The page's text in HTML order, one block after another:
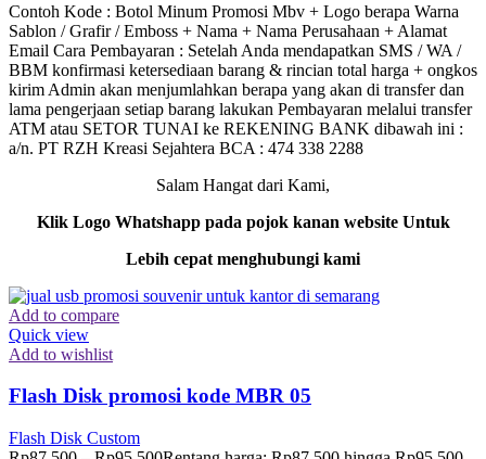
Contoh Kode : Botol Minum Promosi Mbv + Logo berapa Warna
Sablon / Grafir / Emboss + Nama + Nama Perusahaan + Alamat
Email Cara Pembayaran : Setelah Anda mendapatkan SMS / WA /
BBM konfirmasi ketersediaan barang & rincian total harga + ongkos
kirim Admin akan menjumlahkan berapa yang akan di transfer dan
lama pengerjaan setiap barang lakukan Pembayaran melalui transfer
ATM atau SETOR TUNAI ke REKENING BANK dibawah ini :
a/n. PT RZH Kreasi Sejahtera BCA : 474 338 2288
Salam Hangat dari Kami,
Klik Logo Whatshapp pada pojok kanan website Untuk
Lebih cepat menghubungi kami
Add to compare
Quick view
Add to wishlist
Flash Disk promosi kode MBR 05
Flash Disk Custom